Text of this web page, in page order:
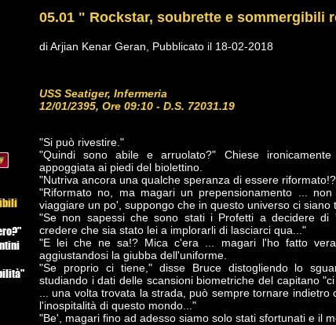
05.01 " Rockstar, soubrette e sommergibili
di Arjian Kenar Geran, Pubblicato il 18-02-2018
USS Seatiger, Infermeria
12/01/2395, Ore 09:10 - D.S. 72031.19
"Si può rivestire."
"Quindi sono abile e arruolato?" Chiese
appoggiata ai piedi del biolettino.
"Nutriva ancora una qualche speranza di essere
"Riformato no, ma magari un prepensionamento ...
viaggiare un po', suppongo che in questo universo ci siano
"Se non sapessi che sono stati i Profetti a decidere di
credere che sia stato lei a implorarli di lasciarci qua..."
"E lei che ne sa!? Mica c'era ... magari l'ho fatto
aggiustandosi la giubba dell'uniforme.
"Se proprio ci tiene," disse Bruce distogliendo lo
studiando i dati delle scansioni biometriche del capitano
... una volta trovata la strada, può sempre tornare
l'inospitalità di questo mondo..."
"Be', magari fino ad adesso siamo solo stati sfortunati e il